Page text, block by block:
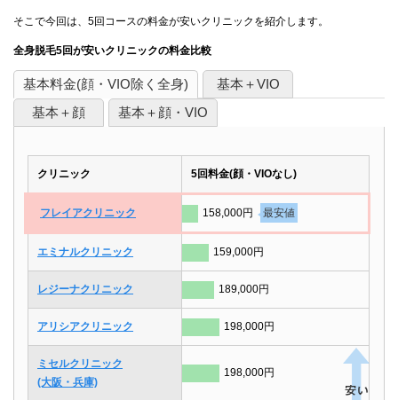
そこで今回は、5回コースの料金が安いクリニックを紹介します。
全身脱毛5回が安いクリニックの料金比較
基本料金(顔・VIO除く全身)
基本＋VIO
基本＋顔
基本＋顔・VIO
クリニック 5回料金(顔・VIOなし)
フレイアクリニック 158,000円 最安値
エミナルクリニック 159,000円
レジーナクリニック 189,000円
アリシアクリニック 198,000円
ミセルクリニック
(大阪・兵庫)
198,000円